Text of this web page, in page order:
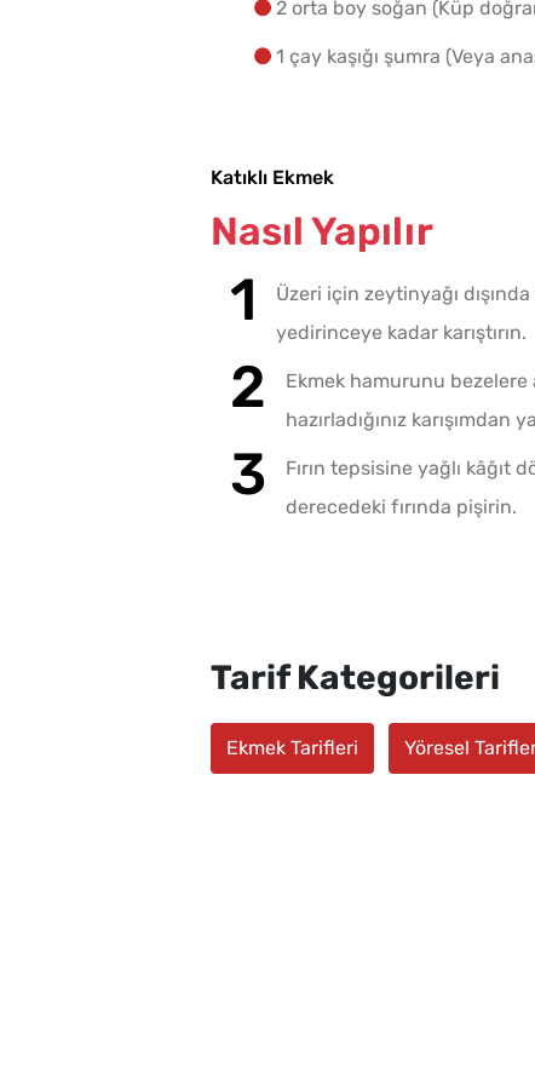
2 orta boy soğan (Küp
1 çay kaşığı şumra (Veya
Katıklı Ekmek
Nasıl Yapılır
Üzeri için zeytinyağı
yedirinceye kadar karıştırın.
Ekmek hamurunu bezelere
hazırladığınız karışımdan
Fırın tepsisine yağlı kâğıt
derecedeki fırında pişirin.
Tarif Kategorileri
Ekmek Tarifleri Yöresel